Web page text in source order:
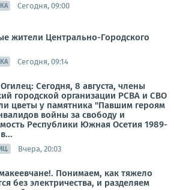
Сегодня, 09:00
жители Центрально-Городского
Сегодня, 09:14
Сегодня, 8 августа, члены
городской организации РСВА и СВО
цветы у памятника "Павшим героям
войны за свободу и
Республики Южная Осетия 1989-
Вчера, 20:03
Понимаем, как тяжело
без электричества, и разделяем